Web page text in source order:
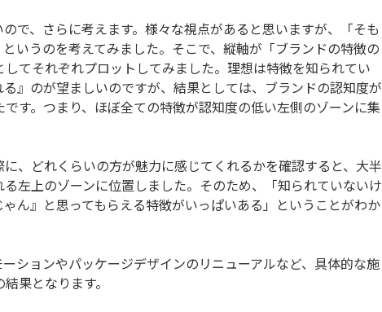
で、さらに考えます。様々な視点があると思いますが、「そも
いうのを考えてみました。そこで、縦軸が「ブランドの特徴の
てそれぞれプロットしてみました。理想は特徴を知られてい
』のが望ましいのですが、結果としては、ブランドの認知度が
す。つまり、ほぼ全ての特徴が認知度の低い左側のゾーンに集
、どれくらいの方が魅力に感じてくれるかを確認すると、大半
左上のゾーンに位置しました。そのため、「知られていないけ
ん』と思ってもらえる特徴がいっぱいある」ということがわか
ションやパッケージデザインのリニューアルなど、具体的な施
果となります。